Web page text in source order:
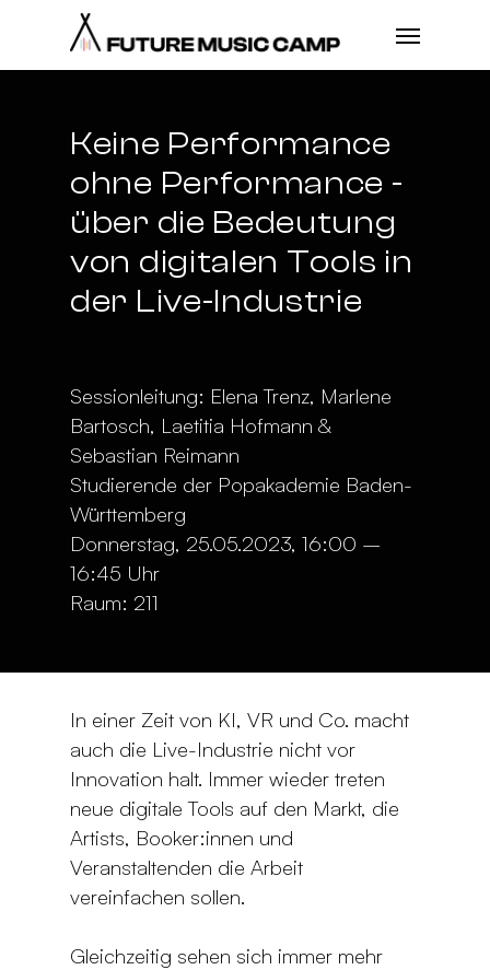
Keine Performance
ohne Performance -
über die Bedeutung
von digitalen Tools in
der Live-Industrie
Sessionleitung: Elena Trenz, Marlene
Bartosch, Laetitia Hofmann &
Sebastian Reimann
Studierende der Popakademie Baden-
Württemberg
Donnerstag, 25.05.2023, 16:00 –
16:45 Uhr
Raum: 211
In einer Zeit von KI, VR und Co. macht
auch die Live-Industrie nicht vor
Innovation halt. Immer wieder treten
neue digitale Tools auf den Markt, die
Artists, Booker:innen und
Veranstaltenden die Arbeit
vereinfachen sollen.
Gleichzeitig sehen sich immer mehr